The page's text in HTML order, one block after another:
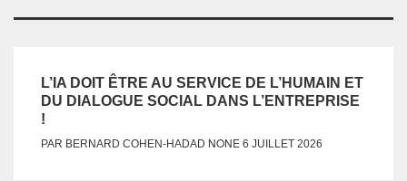
L’IA DOIT ÊTRE AU SERVICE DE L’HUMAIN ET
DU DIALOGUE SOCIAL DANS L’ENTREPRISE
!
PAR BERNARD COHEN-HADAD NONE 6 JUILLET 2026